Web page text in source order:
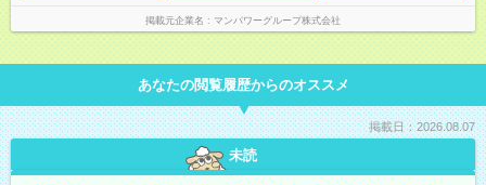
掲載元企業名 マンパワーグループ株式会社
あなたの閲覧履歴からのオススメ
掲載日：2026.08.07
未読